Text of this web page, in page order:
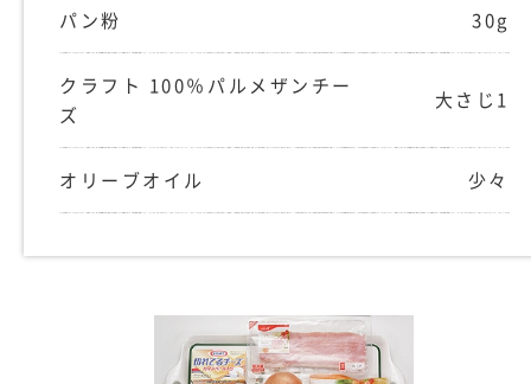
パン粉 30g
クラフト 100％パルメザンチー
ズ
大さじ1
オリーブオイル 少々